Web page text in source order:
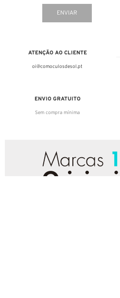
ENVIAR
ATENÇÃO AO CLIENTE
oi@comoculosdesol.pt
ENVIO GRATUITO
Sem compra mínima